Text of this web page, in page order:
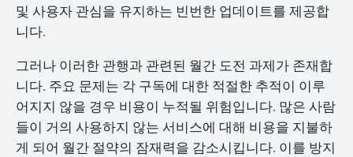
및 사용자 관심을 유지하는 빈번한 업데이트를 제공합
니다.
그러나 이러한 관행과 관련된 월간 도전 과제가 존재합
니다. 주요 문제는 각 구독에 대한 적절한 추적이 이루
어지지 않을 경우 비용이 누적될 위험입니다. 많은 사람
들이 거의 사용하지 않는 서비스에 대해 비용을 지불하
게 되어 월간 절약의 잠재력을 감소시킵니다. 이를 방지